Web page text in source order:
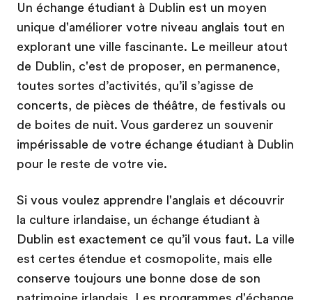
Un échange étudiant à Dublin est un moyen
unique d'améliorer votre niveau anglais tout en
explorant une ville fascinante. Le meilleur atout
de Dublin, c'est de proposer, en permanence,
toutes sortes d’activités, qu’il s’agisse de
concerts, de pièces de théâtre, de festivals ou
de boites de nuit. Vous garderez un souvenir
impérissable de votre échange étudiant à Dublin
pour le reste de votre vie.
Si vous voulez apprendre l'anglais et découvrir
la culture irlandaise, un échange étudiant à
Dublin est exactement ce qu’il vous faut. La ville
est certes étendue et cosmopolite, mais elle
conserve toujours une bonne dose de son